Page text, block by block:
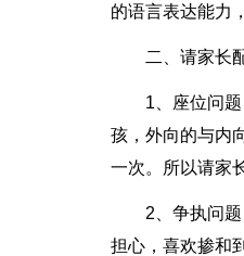
的语言表达能力
二、请家长
1、座位问
孩，外向的与内
一次。所以请家
2、争执问
担心，喜欢掺和